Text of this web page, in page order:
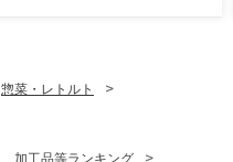
惣菜・レトルト
加工品等ランキング